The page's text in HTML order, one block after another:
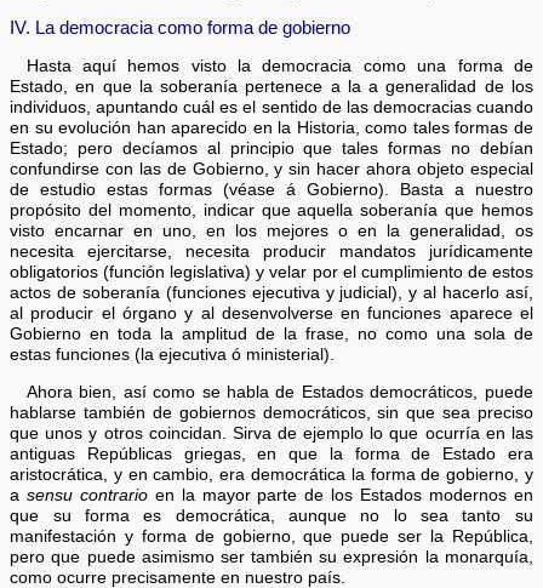
IV. La democracia como forma de gobierno
Hasta aquí hemos visto la democracia como una forma de
Estado, en que la soberanía pertenece a la a generalidad de los
individuos, apuntando cuál es el sentido de las democracias cuando
en su evolución han aparecido en la Historia, como tales formas de
Estado; pero decíamos al principio que tales formas no debían
confundirse con las de Gobierno, y sin hacer ahora objeto especial
de estudio estas formas (véase á Gobierno). Basta a nuestro
propósito del momento, indicar que aquella soberanía que hemos
visto encarnar en uno, en los mejores o en la generalidad, os
necesita ejercitarse, necesita producir mandatos jurídicamente
obligatorios (función legislativa) y velar por el cumplimiento de estos
actos de soberanía (funciones ejecutiva y judicial), y al hacerlo así,
al producir el órgano y al desenvolverse en funciones aparece el
Gobierno en toda la amplitud de la frase, no como una sola de
estas funciones (la ejecutiva ó ministerial).
Ahora bien, así como se habla de Estados democráticos, puede
hablarse también de gobiernos democráticos, sin que sea preciso
que unos y otros coincidan. Sirva de ejemplo lo que ocurría en las
antiguas Repúblicas griegas, en que la forma de Estado era
aristocrática, y en cambio, era democrática la forma de gobierno, y
a sensu contrarioen la mayor parte de los Estados modernos en
que su forma es democrática, aunque no lo sea tanto su
manifestación y forma de gobierno, que puede ser la República,
pero que puede asimismo ser también su expresión la monarquía,
como ocurre precisamente en nuestro país.